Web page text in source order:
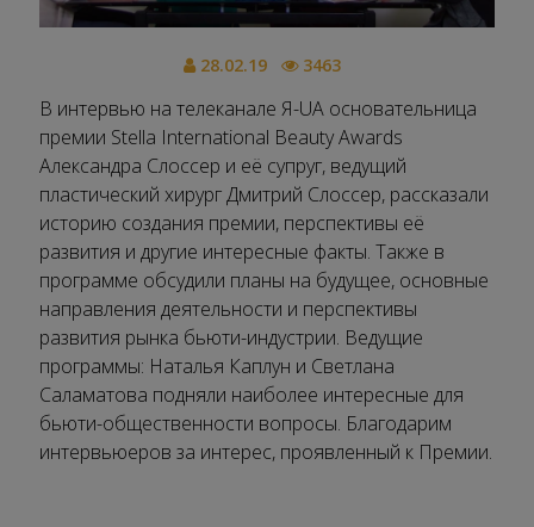
28.02.19 3463
В интервью на телеканале Я-UA основательница
премии Stella International Beauty Awards
Александра Слоссер и её супруг, ведущий
пластический хирург Дмитрий Слоссер, рассказали
историю создания премии, перспективы её
развития и другие интересные факты. Также в
программе обсудили планы на будущее, основные
направления деятельности и перспективы
развития рынка бьюти-индустрии. Ведущие
программы: Наталья Каплун и Светлана
Саламатова подняли наиболее интересные для
бьюти-общественности вопросы. Благодарим
интервьюеров за интерес, проявленный к Премии.